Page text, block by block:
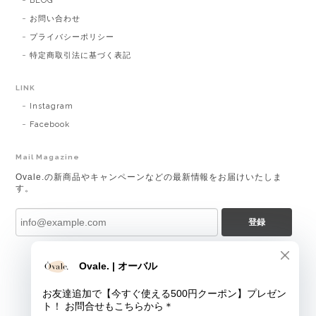
お問い合わせ
プライバシーポリシー
特定商取引法に基づく表記
LINK
Instagram
Facebook
Mail Magazine
Ovale.の新商品やキャンペーンなどの最新情報をお届けいたしま
す。
登録